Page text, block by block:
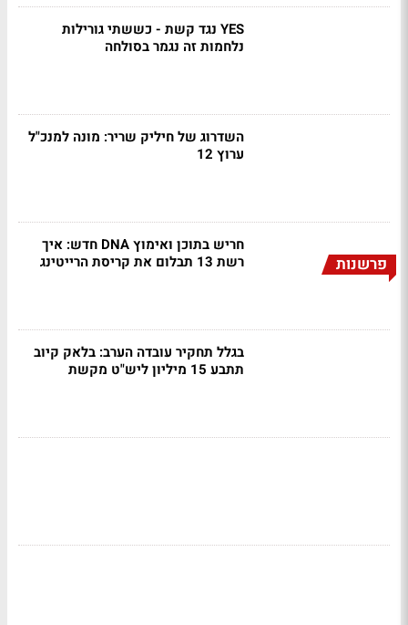
YES נגד קשת - כששתי גורילות
נלחמות זה נגמר בסולחה
השדרוג של חיליק שריר: מונה למנכ"ל
ערוץ 12
פרשנות
חריש בתוכן ואימוץ DNA חדש: איך
רשת 13 תבלום את קריסת הרייטינג
בגלל תחקיר עובדה הערב: בלאק קיוב
תתבע 15 מיליון ליש"ט מקשת